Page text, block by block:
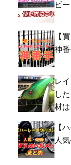
ビ
【
神
レ
し
材は
【
人